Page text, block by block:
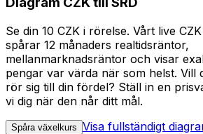
Se din 10 CZK i rörelse. Vårt live
spårar 12 månaders realtidsräntor,
mellanmarknadsräntor och visar
pengar var värda när som helst. Vill
rör sig till din fördel? Ställ in en
vi dig när den når ditt mål.
Spåra växelkurs Visa fullständigt